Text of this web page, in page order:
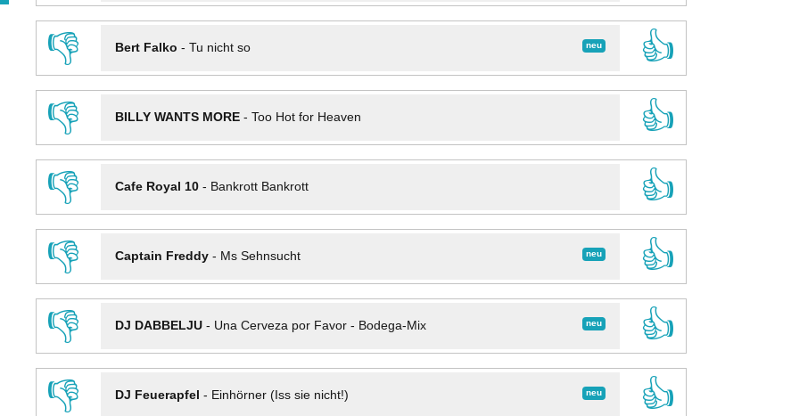
👎
neu
Bert Falko - Tu nicht so
👍
👎
BILLY WANTS MORE- Too Hot for Heaven
👍
👎
Cafe Royal 10- Bankrott Bankrott
👍
👎
neu
Captain Freddy- Ms Sehnsucht
👍
👎
neu
DJ DABBELJU- Una Cerveza por Favor - Bodega-Mix
👍
👎
neu
DJ Feuerapfel - Einhörner (Iss sie nicht!)
👍